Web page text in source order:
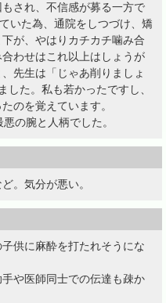
され、不信感が募る一方で
いた為、通院をしつづけ、矯
が、やはりカチカチ噛み合
わせはこれ以上はしょうが
先生は「じゃあ削りましょ
した。私も若かったですし、
のを覚えています。
の腕と人柄でした。
。気分が悪い。
供に麻酔を打たれそうにな
や医師同士での伝達も疎か